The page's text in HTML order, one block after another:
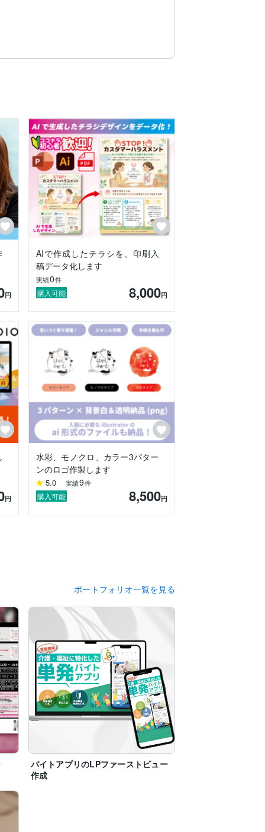
お断りする場合がございます。
応させていただきます！※大幅な変更は
円
AIで作成したチラシを、印刷入
稿データ化します
実績0件
購入可能 8,000円
円
水彩、モノクロ、カラー3パター
ンのロゴ作製します
5.0 実績9件
購入可能 8,500円
ポートフォリオ一覧を見る
バイトアプリのLPファーストビュー
作成